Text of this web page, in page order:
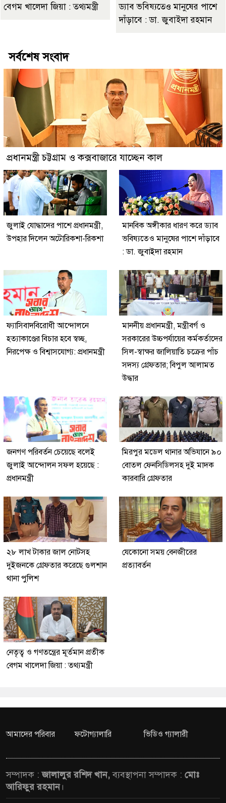
বেগম খালেদা জিয়া : তথ্যমন্ত্রী
ড্যাব ভবিষ্যতেও মানুষের পাশে
দাঁড়াবে : ডা. জুবাইদা রহমান
সর্বশেষ সংবাদ
প্রধানমন্ত্রী চট্টগ্রাম ও কক্সবাজারে যাচ্ছেন কাল
জুলাই যোদ্ধাদের পাশে প্রধানমন্ত্রী,
উপহার দিলেন অটোরিকশা-রিকশা
মানবিক অঙ্গীকার ধারণ করে ড্যাব
ভবিষ্যতেও মানুষের পাশে দাঁড়াবে
: ডা. জুবাইদা রহমান
ফ্যাসিবাদবিরোধী আন্দোলনে
হত্যাকাণ্ডের বিচার হবে স্বচ্ছ,
নিরপেক্ষ ও বিশ্বাসযোগ্য: প্রধানমন্ত্রী
মাননীয় প্রধানমন্ত্রী, মন্ত্রীবর্গ ও
সরকারের উচ্চপর্যায়ের কর্মকর্তাদের
সিল-স্বাক্ষর জালিয়াতি চক্রের পাঁচ
সদস্য গ্রেফতার; বিপুল আলামত
উদ্ধার
জনগণ পরিবর্তন চেয়েছে বলেই
জুলাই আন্দোলন সফল হয়েছে :
প্রধানমন্ত্রী
মিরপুর মডেল থানার অভিযানে ৯০
বোতল ফেনসিডিলসহ দুই মাদক
কারবারি গ্রেফতার
২৮ লাখ টাকার জাল নোটসহ
দুইজনকে গ্রেফতার করেছে গুলশান
থানা পুলিশ
যেকোনো সময় বেনজীরের
প্রত্যাবর্তন
নেতৃত্ব ও গণতন্ত্রের মূর্তমান প্রতীক
বেগম খালেদা জিয়া : তথ্যমন্ত্রী
আমাদের পরিবার ফটোগ্যালারি ভিডিও গ্যালারী
সম্পাদক :জালালুর রশিদ খান,ব্যবস্থাপনা সম্পাদক : মোঃ
আরিফুর রহমান।